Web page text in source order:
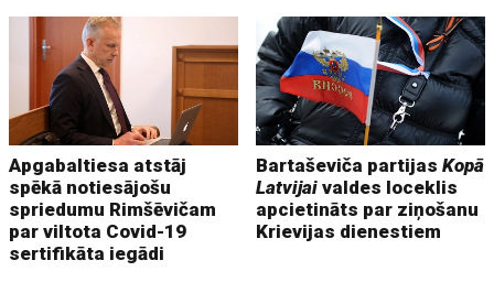
Apgabaltiesa atstāj
spēkā notiesājošu
spriedumu Rimšēvičam
par viltota Covid-19
sertifikāta iegādi
Bartaševiča partijasKopā
Latvijai valdes loceklis
apcietināts par ziņošanu
Krievijas dienestiem